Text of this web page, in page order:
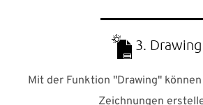
3. Drawing
Mit der Funktion "Drawing"
Zeichnungen